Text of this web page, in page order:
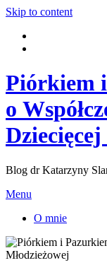
Skip to content
Piórkiem
o
Blog dr Katarzyny
Menu
O mnie